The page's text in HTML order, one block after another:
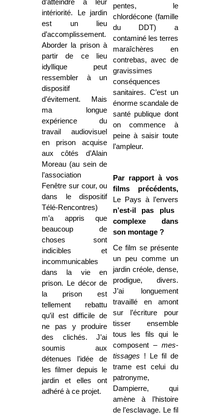
d’atteindre à leur
intériorité. Le jardin
est un lieu
d’accomplissement.
Aborder la prison à
partir de ce lieu
idyllique peut
ressembler à un
dispositif
d’évitement. Mais
ma longue
expérience du
travail audiovisuel
en prison acquise
aux côtés d’Alain
Moreau (au sein de
l’association
Fenêtre sur cour, ou
dans le dispositif
Télé-Rencontres)
m’a appris que
beaucoup de
choses sont
indicibles et
incommunicables
dans la vie en
prison. Le décor de
la prison est
tellement rebattu
qu’il est difficile de
ne pas y produire
des clichés. J’ai
soumis aux
détenues l’idée de
les filmer depuis le
jardin et elles ont
adhéré à ce projet.
pentes, le
chlordécone (famille
du DDT) a
contaminé les terres
maraîchères en
contrebas, avec de
gravissimes
conséquences
sanitaires. C’est un
énorme scandale de
santé publique dont
on commence à
peine à saisir toute
l’ampleur.
Par rapport à vos
films précédents,
Le Pays à l’envers
n’est-il pas plus
complexe dans
son montage ?
Ce film se présente
un peu comme un
jardin créole, dense,
prodigue, divers.
J’ai longuement
travaillé en amont
sur l’écriture pour
tisser ensemble
tous les fils qui le
composent – mes-
tissages ! Le fil de
trame est celui du
patronyme,
Dampierre, qui
amène à l’histoire
de l’esclavage. Le fil